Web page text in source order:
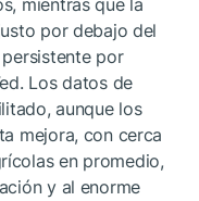
mientras que la
por debajo del
por
Los datos de
aunque los
mejora, con cerca
en promedio,
y al enorme